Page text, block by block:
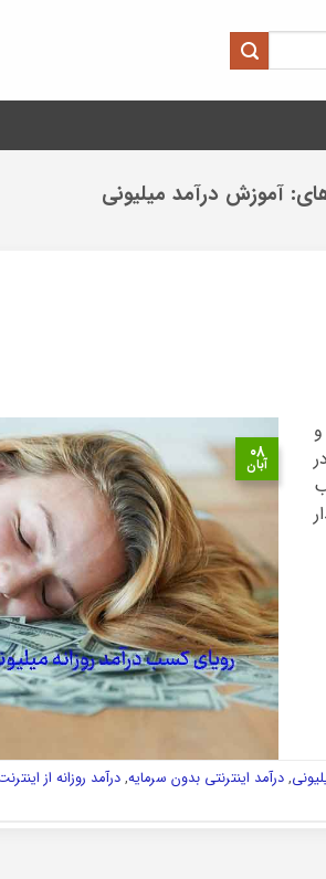
آموزش درآمد میلیونی
۰۸
آبان
,درآمد اینترنتی بدون سرمایه,درآمد روزانه از